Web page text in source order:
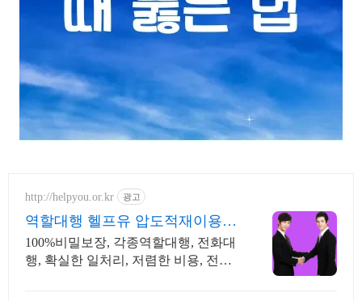
http://helpyou.or.kr 광고
역할대행 헬프유 압도적재이용
역할대행, 상황연출 전문업체
100%비밀보장, 각종역할대행, 전화대
행, 확실한 일처리, 저렴한 비용, 전국